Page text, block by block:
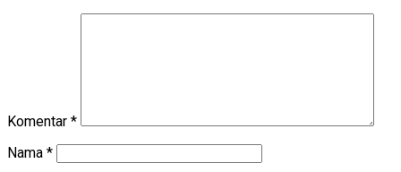
Komentar *
Nama *